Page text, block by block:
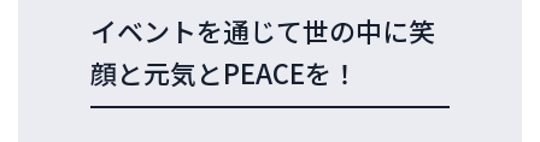
イベントを通じて世の中に笑
顔と元気とPEACEを！